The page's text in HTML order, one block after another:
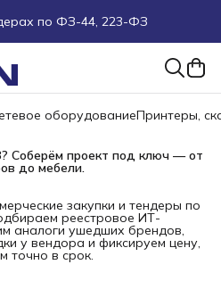
по ФЗ-44, 223-ФЗ
оборудование под ТЗ
работы
на e-mail или в чат
оборудованиеПринтеры,
Соберём проект под ключ — от
до мебели.
закупки и тендеры по
реестровое ИТ-
аналоги ушедших брендов,
у вендора и фиксируем цену,
точно в срок.